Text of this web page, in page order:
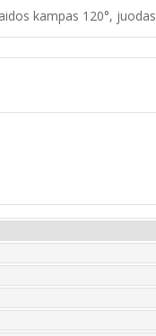
kampas 120°, juodas